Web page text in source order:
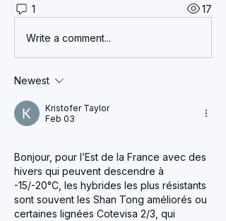
1 17
Write a comment...
Newest
Kristofer Taylor
Feb 03
Bonjour, pour l’Est de la France avec des
hivers qui peuvent descendre à
-15/-20°C, les hybrides les plus résistants
sont souvent les Shan Tong améliorés ou
certaines lignées Cotevisa 2/3, qui